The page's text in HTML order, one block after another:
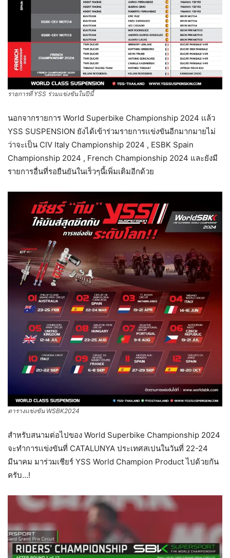
รายการที่ YSS ร่วมแข่งขันในปีนี้
นอกจากรายการ World Superbike Championship 2024 เเล้ว
YSS SUSPENSION ยังได้เข้าร่วมรายการเเข่งขันอีกมากมายไม่
ว่าจะเป็น CIV Italy Championship 2024 , ESBK Spain
Championship 2024 , French Championship 2024 และยังมี
รายการอื่นที่รอยืนยันในเร็วๆนี้เพิ่มเติมอีกด้วย
ตารางเเข่งขัน WSBK2024
สำหรับสนามต่อไปของ World Superbike Championship 2024
จะทำการเเข่งขันที่ CATALUNYA ประเทศสเปนในวันที่ 22-24
มีนาคม มาร่วมเชียร์ YSS World Champion Product ไปด้วยกัน
ครับ…!